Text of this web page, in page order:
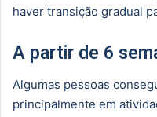
haver transição gradual
A partir de 6
Algumas pessoas
principalmente em